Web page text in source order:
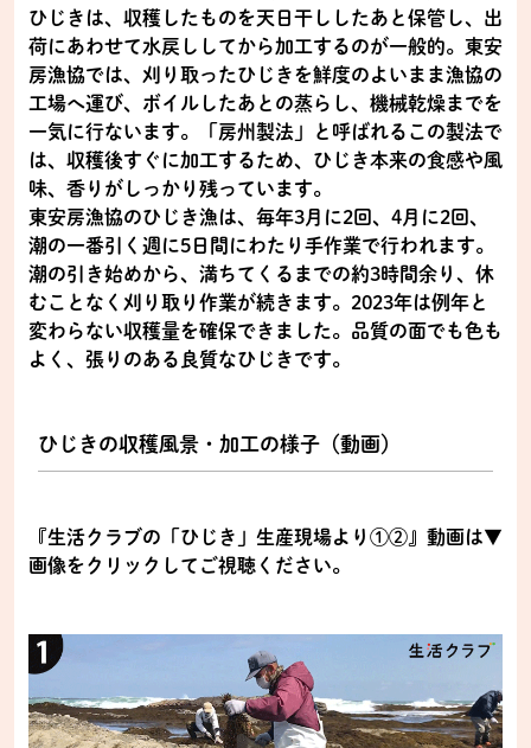
ひじきは、収穫したものを天日干ししたあと保管し、出
荷にあわせて水戻ししてから加工するのが一般的。東安
房漁協では、刈り取ったひじきを鮮度のよいまま漁協の
工場へ運び、ボイルしたあとの蒸らし、機械乾燥までを
一気に行ないます。「房州製法」と呼ばれるこの製法で
は、収穫後すぐに加工するため、ひじき本来の食感や風
味、香りがしっかり残っています。
東安房漁協のひじき漁は、毎年3月に2回、4月に2回、
潮の一番引く週に5日間にわたり手作業で行われます。
潮の引き始めから、満ちてくるまでの約3時間余り、休
むことなく刈り取り作業が続きます。2023年は例年と
変わらない収穫量を確保できました。品質の面でも色も
よく、張りのある良質なひじきです。
ひじきの収穫風景・加工の様子（動画）
『生活クラブの「ひじき」生産現場より①②』動画は▼
画像をクリックしてご視聴ください。